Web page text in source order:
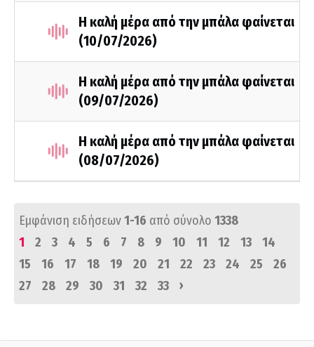
Η καλή μέρα από την μπάλα φαίνεται
(10/07/2026)
Η καλή μέρα από την μπάλα φαίνεται
(09/07/2026)
Η καλή μέρα από την μπάλα φαίνεται
(08/07/2026)
Εμφάνιση ειδήσεων1-16 από σύνολο 1338
1
2 3 4 5 6 7 8 9 10 11 12 13
14
15
16 17 18 19 20 21 22 23 24 25
26
27
28 29 30 31 32 33 ›